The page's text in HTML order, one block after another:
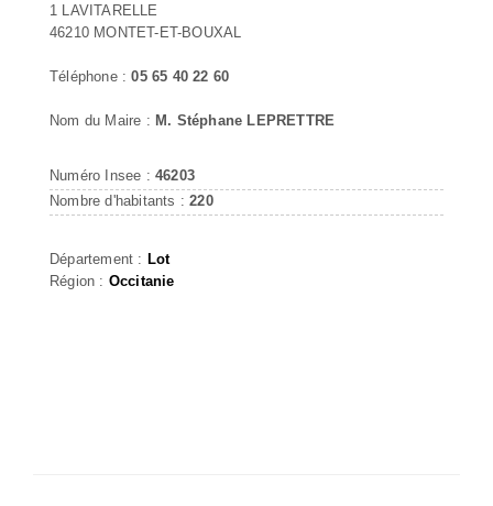
1 LAVITARELLE
46210 MONTET-ET-BOUXAL
Téléphone :05 65 40 22 60
Nom du Maire : M. Stéphane LEPRETTRE
Numéro Insee : 46203
Nombre d'habitants :220
Département : Lot
Région : Occitanie